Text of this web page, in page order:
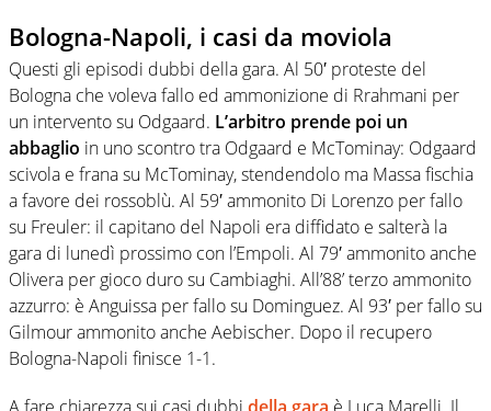
Bologna-Napoli, i casi da moviola
Questi gli episodi dubbi della gara. Al 50′ proteste del
Bologna che voleva fallo ed ammonizione di Rrahmani per
un intervento su Odgaard. L’arbitro prende poi un
abbaglio in uno scontro tra Odgaard e McTominay: Odgaard
scivola e frana su McTominay, stendendolo ma Massa fischia
a favore dei rossoblù. Al 59′ ammonito Di Lorenzo per fallo
su Freuler: il capitano del Napoli era diffidato e salterà la
gara di lunedì prossimo con l’Empoli. Al 79′ ammonito anche
Olivera per gioco duro su Cambiaghi. All’88’ terzo ammonito
azzurro: è Anguissa per fallo su Dominguez. Al 93′ per fallo su
Gilmour ammonito anche Aebischer. Dopo il recupero
Bologna-Napoli finisce 1-1.